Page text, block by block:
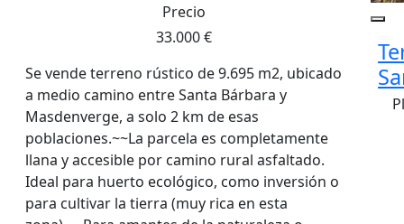
Precio
33.000 €
Se vende terreno rústico de 9.695 m2, ubicado
a medio camino entre Santa Bárbara y
Masdenverge, a solo 2 km de esas
poblaciones.~~La parcela es completamente
llana y accesible por camino rural asfaltado.
Ideal para huerto ecológico, como inversión o
para cultivar la tierra (muy rica en esta